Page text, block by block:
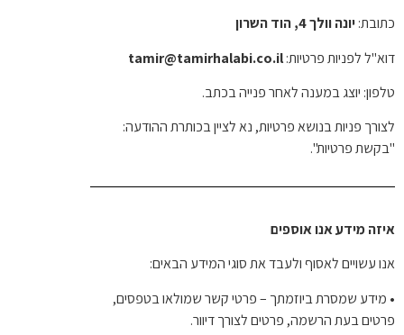
כתובת:יונה וולך 4, הוד השרון
דוא"ל לפניות פרטיות:tamir@tamirhalabi.co.il
טלפון: יוצג במענה לאחר פנייה בכתב.
לצורך פניות בנושא פרטיות, נא לציין בכותרת ההודעה:
"בקשת פרטיות".
איזה מידע אנו אוספים
אנו עשויים לאסוף ולעבד את סוגי המידע הבאים:
• מידע שמסרת ביוזמתך – פרטי קשר שמולאו בטפסים,
פרטים בעת הרשמה, פרטים לצורך דיוור.